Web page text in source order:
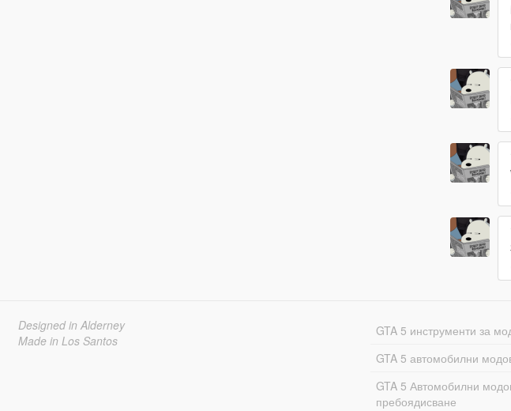
Designed in Alderney
Made in Los Santos
GTA 5 инструменти за
GTA 5 автомобилни
GTA 5 Автомобилни
пребоядисване